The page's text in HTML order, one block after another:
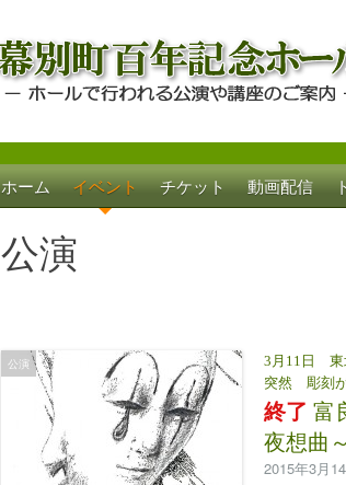
幕別町百年記念ホ
ホールで行われる公演や講座のご案内
ホーム イベント チケット 動画配信
公演
公演
3月11日 東
突然 彫刻
終了 富
夜想曲
2015年3月14